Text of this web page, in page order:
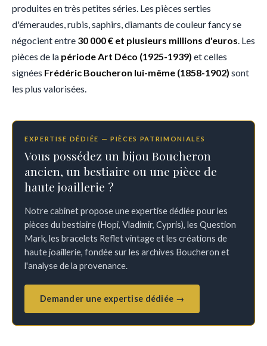
produites en très petites séries. Les pièces serties
d'émeraudes, rubis, saphirs, diamants de couleur fancy se
négocient entre 30 000 € et plusieurs millions d'euros. Les
pièces de la période Art Déco (1925-1939) et celles
signées Frédéric Boucheron lui-même (1858-1902) sont
les plus valorisées.
EXPERTISE DÉDIÉE — PIÈCES PATRIMONIALES
Vous possédez un bijou Boucheron
ancien, un bestiaire ou une pièce de
haute joaillerie ?
Notre cabinet propose une expertise dédiée pour les
pièces du bestiaire (Hopi, Vladimir, Cypris), les Question
Mark, les bracelets Reflet vintage et les créations de
haute joaillerie, fondée sur les archives Boucheron et
l'analyse de la provenance.
Demander une expertise dédiée →